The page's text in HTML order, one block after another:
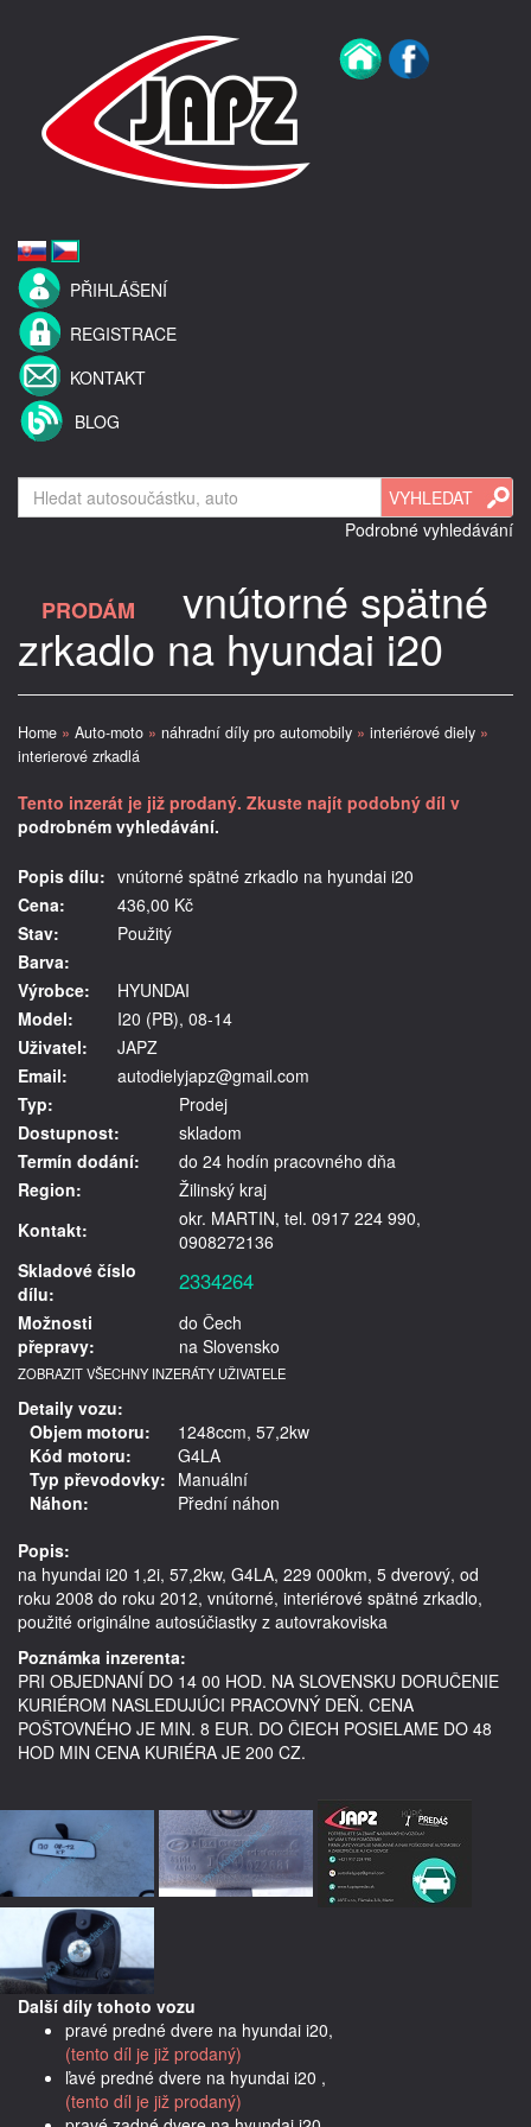
PŘIHLÁŠENÍ
REGISTRACE
KONTAKT
BLOG
Podrobné vyhledávání
PRODÁM vnútorné spätné
zrkadlo na hyundai i20
Home » Auto-moto » náhradní díly pro automobily » interiérové diely »
interierové zrkadlá
Tento inzerát je již prodaný. Zkuste najít podobný díl v
podrobném vyhledávání.
Popis dílu: vnútorné spätné zrkadlo na hyundai i20
Cena:
436,00 Kč
Stav:
Použitý
Barva:
Výrobce:
HYUNDAI
Model:
I20 (PB), 08-14
Uživatel:
JAPZ
Email:
autodielyjapz@gmail.com
Typ:
Prodej
Dostupnost:
skladom
Termín dodání:
do 24 hodín pracovného dňa
Region:
Žilinský kraj
Kontakt:
okr. MARTIN, tel. 0917 224 990,
0908272136
Skladové číslo
dílu:
2334264
Možnosti
přepravy:
do Čech
na Slovensko
ZOBRAZIT VŠECHNY INZERÁTY UŽIVATELE
Detaily vozu:
Objem motoru:
1248ccm, 57,2kw
Kód motoru:
G4LA
Typ převodovky: Manuální
Náhon:
Přední náhon
Popis:
na hyundai i20 1,2i, 57,2kw, G4LA, 229 000km, 5 dverový, od
roku 2008 do roku 2012, vnútorné, interiérové spätné zrkadlo,
Poznámka inzerenta:
PRI OBJEDNANÍ DO 14 00 HOD. NA SLOVENSKU DORUČENIE
KURIÉROM NASLEDUJÚCI PRACOVNÝ DEŇ. CENA
POŠTOVNÉHO JE MIN. 8 EUR. DO ČIECH POSIELAME DO 48
HOD MIN CENA KURIÉRA JE 200 CZ.
Další díly tohoto vozu
pravé predné dvere na hyundai i20,
(tento díl je již prodaný)
ľavé predné dvere na hyundai i20 ,
(tento díl je již prodaný)